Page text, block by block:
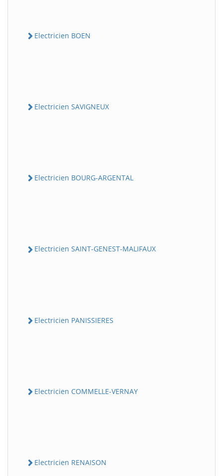
Electricien BOEN
Electricien SAVIGNEUX
Electricien BOURG-ARGENTAL
Electricien SAINT-GENEST-MALIFAUX
Electricien PANISSIERES
Electricien COMMELLE-VERNAY
Electricien RENAISON